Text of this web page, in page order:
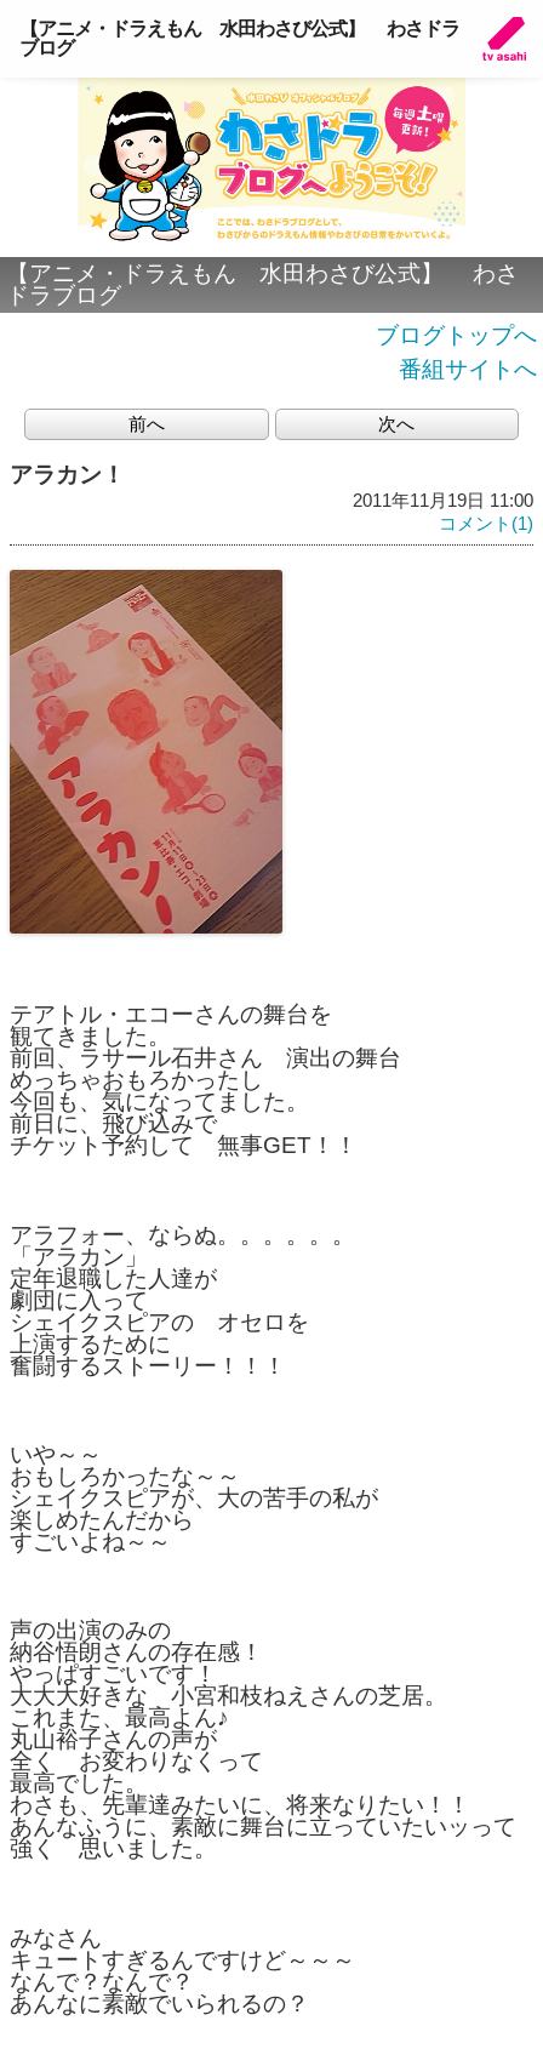
【アニメ・ドラえもん 水田わさび公式】 わさドラ
ブログ
【アニメ・ドラえもん 水田わさび公式】 わさ
ドラブログ
ブログトップへ
番組サイトへ
前へ 次へ
アラカン！
2011年11月19日 11:00
コメント(1)
テアトル・エコーさんの舞台を
観てきました。
前回、ラサール石井さん 演出の舞台
めっちゃおもろかったし
今回も、気になってました。
前日に、飛び込みで
チケット予約して 無事GET！！
アラフォー、ならぬ。。。。。。
「アラカン」
定年退職した人達が
劇団に入って
シェイクスピアの オセロを
上演するために
奮闘するストーリー！！！
いや～～
おもしろかったな～～
シェイクスピアが、大の苦手の私が
楽しめたんだから
すごいよね～～
声の出演のみの
納谷悟朗さんの存在感！
やっぱすごいです！
大大大好きな 小宮和枝ねえさんの芝居。
これまた、最高よん♪
丸山裕子さんの声が
全く お変わりなくって
最高でした。
わさも、先輩達みたいに、将来なりたい！！
あんなふうに、素敵に舞台に立っていたいッって
強く 思いました。
みなさん
キュートすぎるんですけど～～～
なんで？なんで？
あんなに素敵でいられるの？